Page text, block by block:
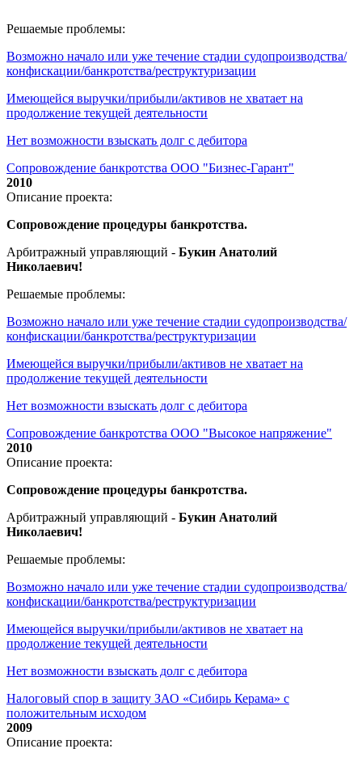
Решаемые проблемы:
Возможно начало или уже течение стадии судопроизводства/
конфискации/банкротства/реструктуризации
Имеющейся выручки/прибыли/активов не хватает на
продолжение текущей деятельности
Нет возможности взыскать долг с дебитора
Сопровождение банкротства ООО "Бизнес-Гарант"
2010
Описание проекта:
Сопровождение процедуры банкротства.
Арбитражный управляющий - Букин Анатолий
Николаевич!
Решаемые проблемы:
Возможно начало или уже течение стадии судопроизводства/
конфискации/банкротства/реструктуризации
Имеющейся выручки/прибыли/активов не хватает на
продолжение текущей деятельности
Нет возможности взыскать долг с дебитора
Сопровождение банкротства ООО "Высокое напряжение"
2010
Описание проекта:
Сопровождение процедуры банкротства.
Арбитражный управляющий - Букин Анатолий
Николаевич!
Решаемые проблемы:
Возможно начало или уже течение стадии судопроизводства/
конфискации/банкротства/реструктуризации
Имеющейся выручки/прибыли/активов не хватает на
продолжение текущей деятельности
Нет возможности взыскать долг с дебитора
Налоговый спор в защиту ЗАО «Сибирь Керама» с
положительным исходом
2009
Описание проекта: